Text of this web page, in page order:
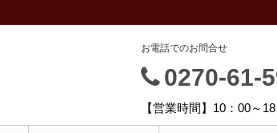
お電話でのお問合せ
0270-61-
【営業時間】10：00～